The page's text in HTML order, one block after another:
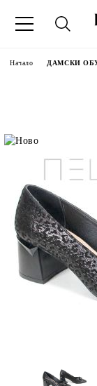
Начало ДАМСКИ